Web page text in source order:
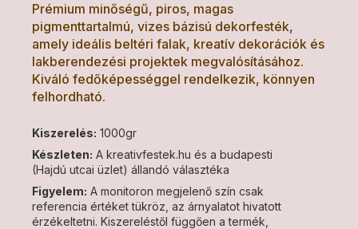
Prémium minőségű, piros, magas
pigmenttartalmú, vizes bázisú dekorfesték,
amely ideális beltéri falak, kreatív dekorációk és
lakberendezési projektek megvalósításához.
Kiváló fedőképességgel rendelkezik, könnyen
felhordható.
Kiszerelés: 1000gr
Készleten: A kreativfestek.hu és a budapesti
(Hajdú utcai üzlet) állandó választéka
Figyelem: A monitoron megjelenő szín csak
referencia értéket tükröz, az árnyalatot hivatott
érzékeltetni. Kiszereléstől függően a termék,